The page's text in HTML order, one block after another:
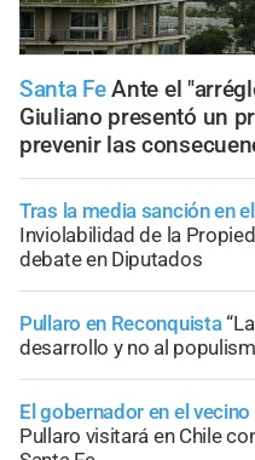
Santa Fe Ante el
Giuliano presentó un
prevenir las
Tras la media sanción en
Inviolabilidad de la
debate en Diputados
Pullaro en Reconquista
desarrollo y no al
El gobernador en el
Pullaro visitará en Chile